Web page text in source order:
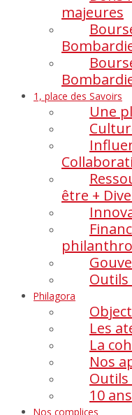
majeures
1, place des Savoirs
Une
être +
Philagora
Les
La
Nos
Outils
10
Nos complices